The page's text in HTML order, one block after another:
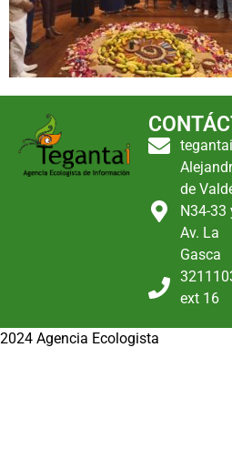
de
N34-33
Av. La
Gasca
ext 16
2024 Agencia Ecologista